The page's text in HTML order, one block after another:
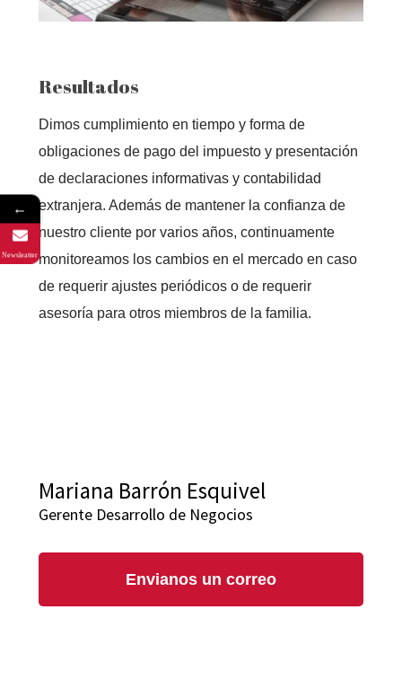
Resultados
Dimos cumplimiento en tiempo y forma de
obligaciones de pago del impuesto y presentación
de declaraciones informativas y contabilidad
extranjera. Además de mantener la confianza de
nuestro cliente por varios años, continuamente
monitoreamos los cambios en el mercado en caso
de requerir ajustes periódicos o de requerir
asesoría para otros miembros de la familia.
Mariana Barrón Esquivel
Gerente Desarrollo de Negocios
Envianos un correo
←
Newsleatter